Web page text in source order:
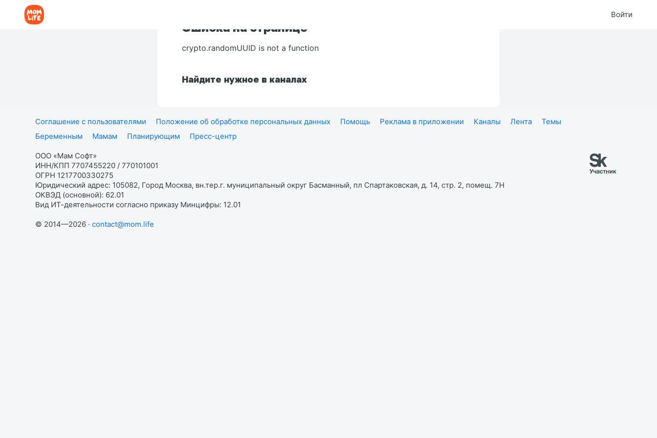
Войти
Ошибка на странице
crypto.randomUUID is not a function
Найдите нужное в каналах
Соглашение с пользователями Положение об обработке персональных данных Помощь Реклама в приложении Каналы Лента
Темы
Беременным
Мамам Планирующим Пресс-центр
ООО «Мам Софт»
ИНН/КПП 7707455220 / 770101001
ОГРН 1217700330275
Юридический адрес: 105082, Город Москва, вн.тер.г. муниципальный округ Басманный, пл Спартаковская, д. 14, стр. 2, помещ. 7Н
ОКВЭД (основной): 62.01
Вид ИТ-деятельности согласно приказу Минцифры: 12.01
© 2014—2026 · contact@mom.life